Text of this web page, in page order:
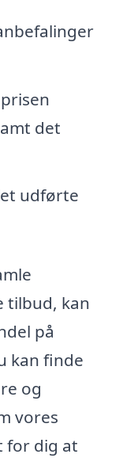
det
udførte
tilbud, kan
på
kan finde
og
vores
for dig at